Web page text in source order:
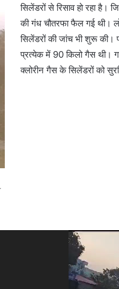
सिलेंडरों से रिसाव हो रहा है।
की गंध चौतरफा फैल गई थी।
सिलेंडरों की जांच भी शुरू
प्रत्येक में 90 किलो गैस थी।
क्लोरीन गैस के सिलेंडरों को